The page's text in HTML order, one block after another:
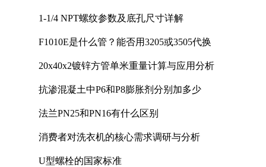
1-1/4 NPT螺纹参数及底孔尺寸详解
F1010E是什么管？能否用3205或3505代换
20x40x2镀锌方管单米重量计算与应用分析
抗渗混凝土中P6和P8膨胀剂分别加多少
法兰PN25和PN16有什么区别
消费者对洗衣机的核心需求调研与分析
U型螺栓的国家标准